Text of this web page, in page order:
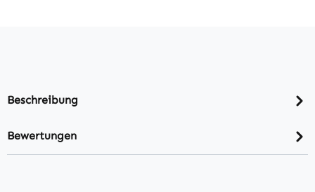
Beschreibung
Bewertungen